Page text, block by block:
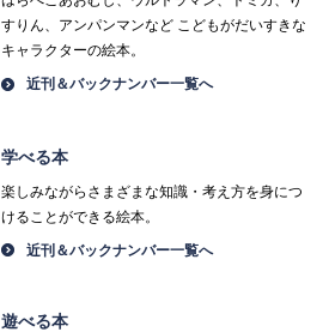
すりん、アンパンマンなど こどもがだいすきな
キャラクターの絵本。
近刊＆バックナンバー一覧へ
学べる本
楽しみながらさまざまな知識・考え方を身につ
けることができる絵本。
近刊＆バックナンバー一覧へ
遊べる本